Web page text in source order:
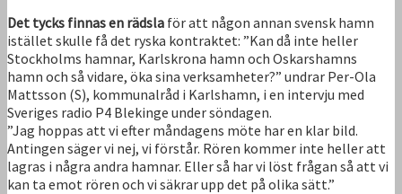
Det tycks finnas en rädsla för att någon annan svensk hamn
istället skulle få det ryska kontraktet: ”Kan då inte heller
Stockholms hamnar, Karlskrona hamn och Oskarshamns
hamn och så vidare, öka sina verksamheter?” undrar Per-Ola
Mattsson (S), kommunalråd i Karlshamn, i en intervju med
Sveriges radio P4 Blekinge under söndagen.
”Jag hoppas att vi efter måndagens möte har en klar bild.
Antingen säger vi nej, vi förstår. Rören kommer inte heller att
lagras i några andra hamnar. Eller så har vi löst frågan så att vi
kan ta emot rören och vi säkrar upp det på olika sätt.”